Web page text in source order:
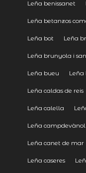
Leña benissanet
Leña betanzos
Leña bot Leña
Leña brunyola i
Leña bueu Leña
Leña caldas de reis
Leña calella
Leña campdevànol
Leña canet de mar
Leña caseres